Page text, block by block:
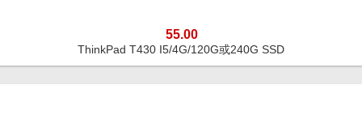
ThinkPad T430 I5/4G/120G或240G SSD
55.00